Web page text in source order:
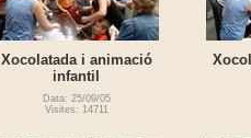
Xocolatada i animació
infantil
Data: 25/09/05
Visites: 14711